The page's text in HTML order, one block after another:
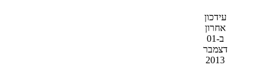
עידכון
אחרון
ב-01
דצמבר
2013